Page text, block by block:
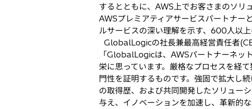
するとともに、AWS上でお客さまのソリ
AWSプレミアティアサービスパートナー
ルサービスの深い理解を示す、600人以
GlobalLogicの社長兼最高経営責任者
「GlobalLogicは、AWSパートナーネッ
栄に思っています。厳格なプロセスを経
門性を証明するものです。強固で拡大し
の取得歴、および共同開発したソリュー
与え、イノベーションを加速し、革新的